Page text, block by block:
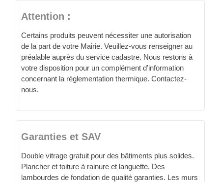
Attention :
Certains produits peuvent nécessiter une autorisation
de la part de votre Mairie. Veuillez-vous renseigner au
préalable auprès du service cadastre. Nous restons à
votre disposition pour un complément d’information
concernant la règlementation thermique. Contactez-
nous.
Garanties et SAV
Double vitrage gratuit pour des bâtiments plus solides.
Plancher et toiture à rainure et languette. Des
lambourdes de fondation de qualité garanties. Les murs